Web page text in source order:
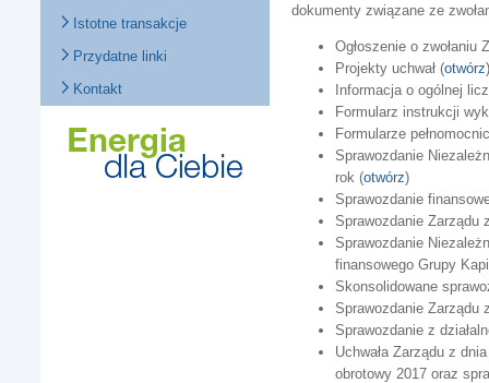
Istotne transakcje
Przydatne linki
Kontakt
dokumenty związane ze
Ogłoszenie o zwołaniu
Projekty uchwał (otwórz)
Informacja o ogólnej
Formularz instrukcji
Formularze
Sprawozdanie
rok (otwórz)
Sprawozdanie
Sprawozdanie Zarządu
Sprawozdanie
finansowego Grupy
Skonsolidowane
Sprawozdanie Zarządu
Sprawozdanie z
Uchwała Zarządu z
obrotowy 2017 oraz